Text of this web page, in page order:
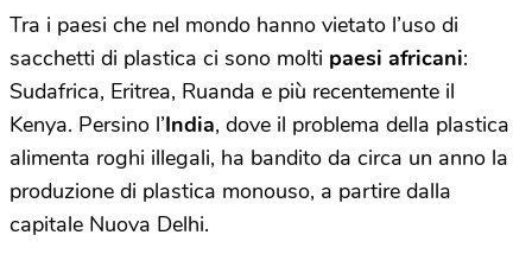
Tra i paesi che nel mondo hanno vietato l’uso di
sacchetti di plastica ci sono molti paesi africani:
Sudafrica, Eritrea, Ruanda e più recentemente il
Kenya. Persino l’India, dove il problema della plastica
alimenta roghi illegali, ha bandito da circa un anno la
produzione di plastica monouso, a partire dalla
capitale Nuova Delhi.